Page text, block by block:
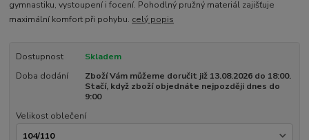
gymnastiku, vystoupení i focení. Pohodlný pružný materiál zajišťuje
maximální komfort při pohybu. celý popis
Dostupnost
Skladem
Doba dodání
Zboží Vám můžeme doručit již 13.08.2026 do 18:00.
Stačí, když zboží objednáte nejpozději dnes do
9:00
Velikost oblečení